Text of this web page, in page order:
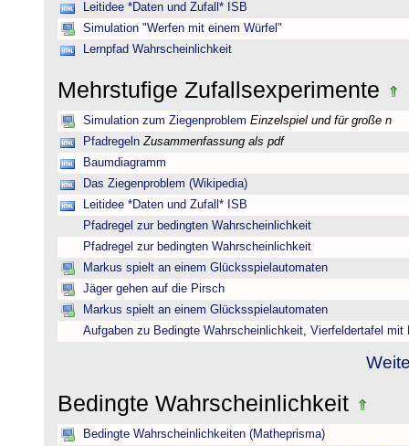
Leitidee *Daten und Zufall* ISB
Simulation "Werfen mit einem Würfel"
Lernpfad Wahrscheinlichkeit
Mehrstufige Zufallsexperimente
Simulation zum Ziegenproblem Einzelspiel und für große n
Pfadregeln Zusammenfassung als pdf
Baumdiagramm
Das Ziegenproblem (Wikipedia)
Leitidee *Daten und Zufall* ISB
Pfadregel zur bedingten Wahrscheinlichkeit
Pfadregel zur bedingten Wahrscheinlichkeit
Markus spielt an einem Glücksspielautomaten
Jäger gehen auf die Pirsch
Markus spielt an einem Glücksspielautomaten
Aufgaben zu Bedingte Wahrscheinlichkeit, Vierfeldertafel mit
Bedingte Wahrscheinlichkeit
Bedingte Wahrscheinlichkeiten (Matheprisma)